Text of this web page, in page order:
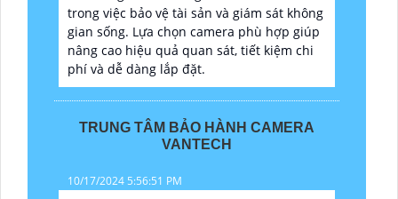
trong việc bảo vệ tài sản và giám sát không
gian sống. Lựa chọn camera phù hợp giúp
nâng cao hiệu quả quan sát, tiết kiệm chi
phí và dễ dàng lắp đặt.
TRUNG TÂM BẢO HÀNH CAMERA
VANTECH
10/17/2024 5:56:51 PM